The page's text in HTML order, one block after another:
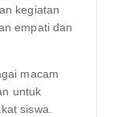
kegiatan
empati dan
macam
untuk
siswa.